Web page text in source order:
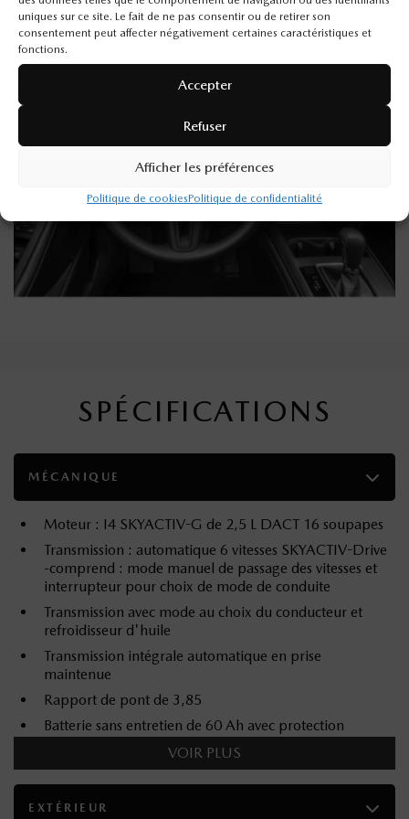
uniques sur ce site. Le fait de ne pas consentir ou de retirer son
consentement peut affecter négativement certaines caractéristiques et
fonctions.
Accepter
Refuser
Afficher les préférences
Politique de cookiesPolitique de confidentialité
SPÉCIFICATIONS
MÉCANIQUE
Moteur : I4 SKYACTIV-G de 2,5 L DACT 16 soupapes
Transmission : automatique 6 vitesses SKYACTIV-Drive
-comprend : mode manuel de passage des vitesses et
interrupteur pour choix de mode de conduite
Transmission avec mode au choix du conducteur et
refroidisseur d'huile
Transmission intégrale automatique en prise
maintenue
Rapport de pont de 3,85
Batterie sans entretien de 60 Ah avec protection
Alternateur de 130 A
VOIR PLUS
EXTÉRIEUR